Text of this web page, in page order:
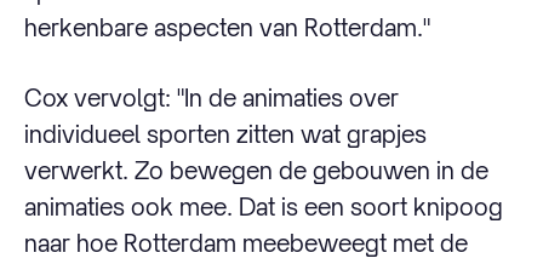
herkenbare aspecten van Rotterdam."
Cox vervolgt: "In de animaties over
individueel sporten zitten wat grapjes
verwerkt. Zo bewegen de gebouwen in de
animaties ook mee. Dat is een soort knipoog
naar hoe Rotterdam meebeweegt met de